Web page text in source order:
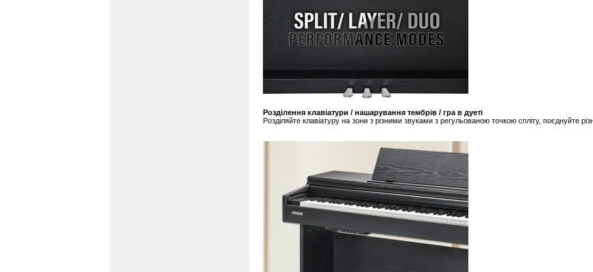
Розділення клавіатури / нашарування тембрів / гра в дуеті
Розділяйте клавіатуру на зони з різними звуками з регульованою точкою спліту, поєднуйте